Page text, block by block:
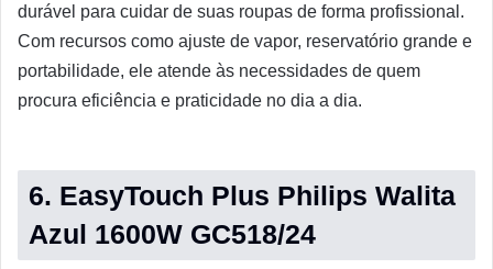
durável para cuidar de suas roupas de forma profissional.
Com recursos como ajuste de vapor, reservatório grande e
portabilidade, ele atende às necessidades de quem
procura eficiência e praticidade no dia a dia.
6. EasyTouch Plus Philips Walita
Azul 1600W GC518/24